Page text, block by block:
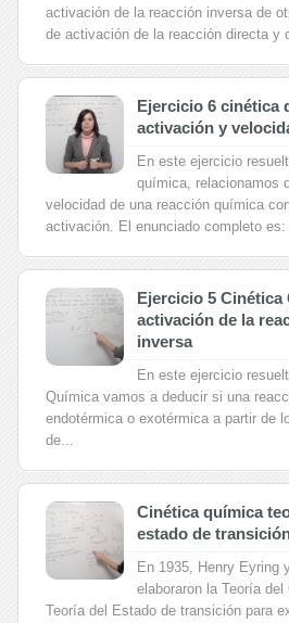
activación de la reacción inversa de
de activación de la reacción directa y
Ejercicio 6 cinética
activación y
En este ejercicio
química, relacionamos
velocidad de una reacción química
activación. El enunciado completo es:
Ejercicio 5 Cinética
activación de la
inversa
En este ejercicio
Química vamos a deducir si una
endotérmica o exotérmica a partir de
de...
Cinética química
estado de
En 1935, Henry Eyring
elaboraron la Teoría
Teoría del Estado de transición para